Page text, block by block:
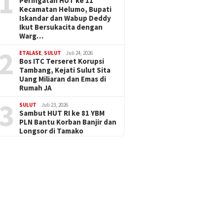
Kecamatan Helumo, Bupati
Iskandar dan Wabup Deddy
Ikut Bersukacita dengan
Warg…
ETALASE SULUT Juli 24, 2026
Bos ITC Terseret Korupsi
Tambang, Kejati Sulut Sita
Uang Miliaran dan Emas di
Rumah JA
SULUT Juli 23, 2026
Sambut HUT RI ke 81 YBM
PLN Bantu Korban Banjir dan
Longsor di Tamako